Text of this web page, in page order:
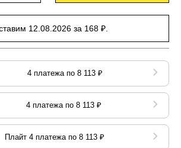
12.08.2026 за 168 ₽.
4 платежа по 8 113 ₽
4 платежа по 8 113 ₽
Плайт 4 платежа по 8 113 ₽